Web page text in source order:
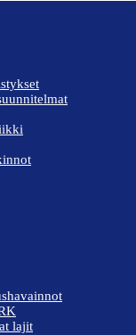
lajit